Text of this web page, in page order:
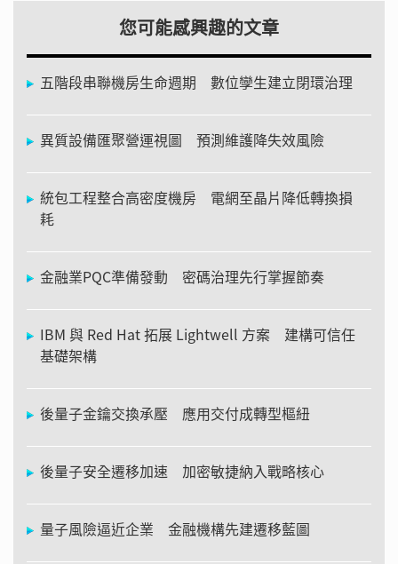
您可能感興趣的文章
五階段串聯機房生命週期 數位孿生建立閉環治理
異質設備匯聚營運視圖 預測維護降失效風險
統包工程整合高密度機房 電網至晶片降低轉換損
耗
金融業PQC準備發動 密碼治理先行掌握節奏
IBM 與 Red Hat 拓展 Lightwell 方案 建構可信任
基礎架構
後量子金鑰交換承壓 應用交付成轉型樞紐
後量子安全遷移加速 加密敏捷納入戰略核心
量子風險逼近企業 金融機構先建遷移藍圖